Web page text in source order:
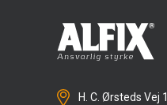
H. C. Ørsteds Vej